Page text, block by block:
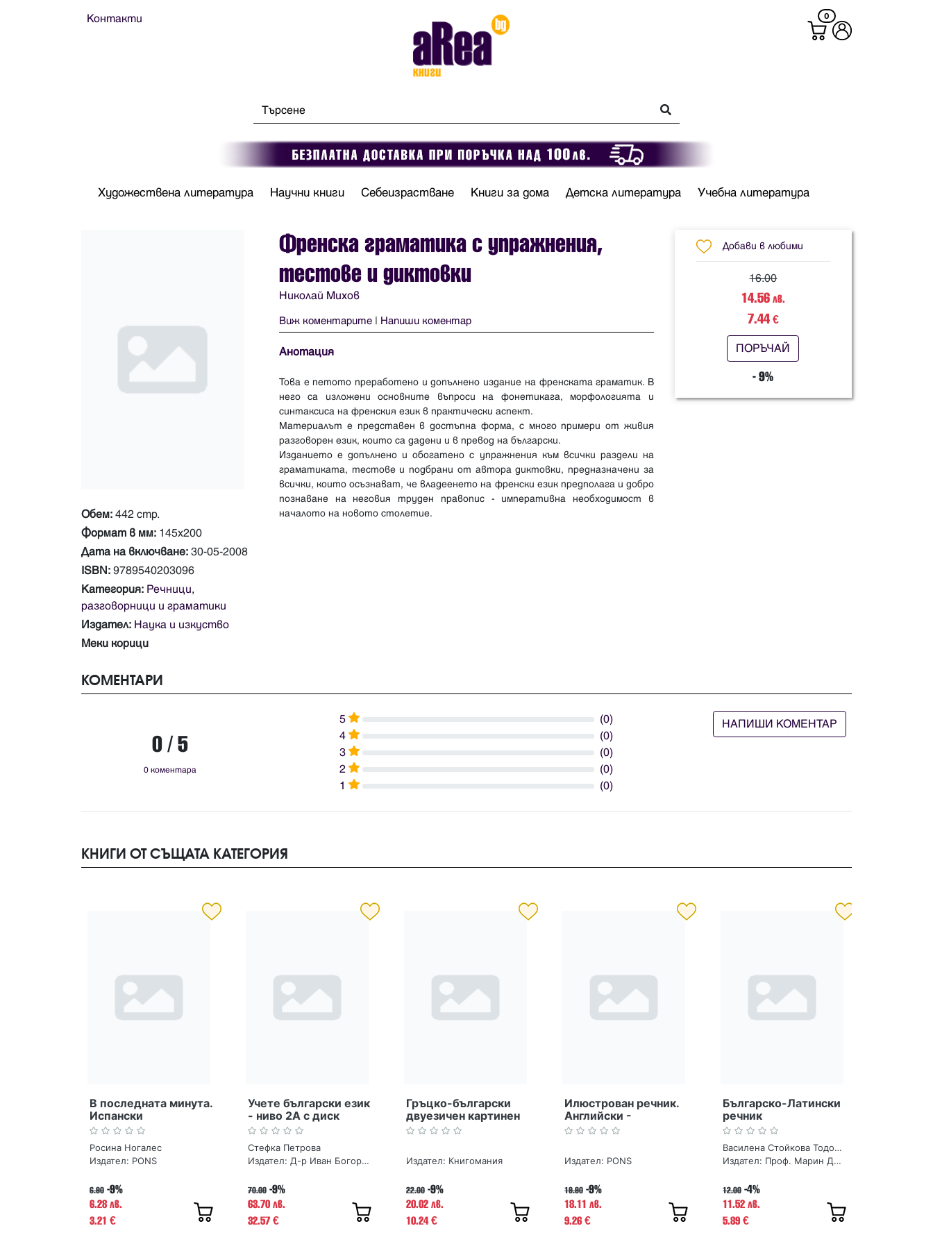
Контакти 0
Художествена литература Научни книги Себеизрастване Книги за дома Детска литература Учебна литература
Обем: 442 стр.
Формат в мм: 145х200
Дата на включване: 30-05-2008
ISBN: 9789540203096
Категория: Речници,
разговорници и граматики
Издател: Наука и изкуство
Меки корици
Френска граматика с упражнения,
тестове и диктовки
Николай Михов
Виж коментарите | Напиши коментар
Анотация
Това е петото преработено и допълнено издание на френската граматик. В
него са изложени основните въпроси на фонетикага, морфологията и
синтаксиса на френския език в практически аспект.
Материалът е представен в достъпна форма, с много примери от живия
разговорен език, които са дадени и в превод на български.
Изданието е допълнено и обогатено с упражнения към всички раздели на
граматиката, тестове и подбрани от автора диктовки, предназначени за
всички, които осъзнават, че владеенето на френски език предполага и добро
познаване на неговия труден правопис - императивна необходимост в
Добави в любими
16.00
14.56лв.
7.44€
ПОРЪЧАЙ
- 9%
КОМЕНТАРИ
0 / 5
0 коментара
5
(0)
4
(0)
3
(0)
2
(0)
1
(0)
НАПИШИ КОМЕНТАР
КНИГИ ОТ СЪЩАТА КАТЕГОРИЯ
В последната минута.
Испански
разговорник и речник
Росина Ногалес
Издател: PONS
6.90 -9%
6.28 лв.
3.21 €
Учете български език
- ниво 2А с диск
Стефка Петрова
Издател:
Д-р Иван Богоров
70.00 -9%
63.70 лв.
32.57€
Гръцко-български
двуезичен картинен
речник
Издател: Книгомания
22.00 -9%
20.02 лв.
10.24€
Илюстрован речник.
Английски -
Български
Издател: PONS
19.90 -9%
18.11 лв.
9.26 €
Българско-Латински
речник
Василена Стойкова Тодоранова
Издател:
Проф. Марин Дринов
12.00 -4%
11.52 лв.
5.89 €